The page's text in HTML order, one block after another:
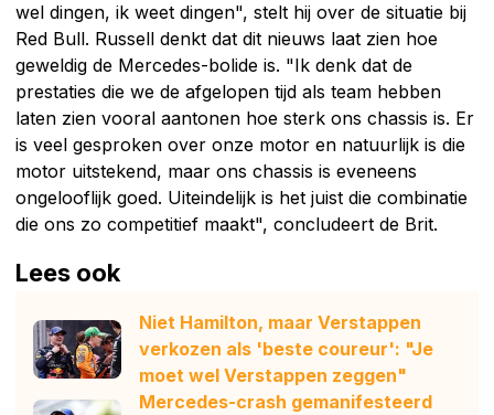
wel dingen, ik weet dingen", stelt hij over de situatie bij
Red Bull. Russell denkt dat dit nieuws laat zien hoe
geweldig de Mercedes-bolide is. "Ik denk dat de
prestaties die we de afgelopen tijd als team hebben
laten zien vooral aantonen hoe sterk ons chassis is. Er
is veel gesproken over onze motor en natuurlijk is die
motor uitstekend, maar ons chassis is eveneens
ongelooflijk goed. Uiteindelijk is het juist die combinatie
die ons zo competitief maakt", concludeert de Brit.
Lees ook
Niet Hamilton, maar Verstappen
verkozen als 'beste coureur': "Je
moet wel Verstappen zeggen"
Mercedes-crash gemanifesteerd